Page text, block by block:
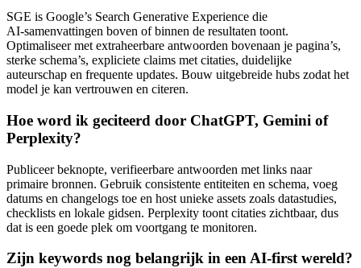
SGE is Google’s Search Generative Experience die
AI‑samenvattingen boven of binnen de resultaten toont.
Optimaliseer met extraheerbare antwoorden bovenaan je pagina’s,
sterke schema’s, expliciete claims met citaties, duidelijke
auteurschap en frequente updates. Bouw uitgebreide hubs zodat het
model je kan vertrouwen en citeren.
Hoe word ik geciteerd door ChatGPT, Gemini of
Perplexity?
Publiceer beknopte, verifieerbare antwoorden met links naar
primaire bronnen. Gebruik consistente entiteiten en schema, voeg
datums en changelogs toe en host unieke assets zoals datastudies,
checklists en lokale gidsen. Perplexity toont citaties zichtbaar, dus
dat is een goede plek om voortgang te monitoren.
Zijn keywords nog belangrijk in een AI‑first wereld?